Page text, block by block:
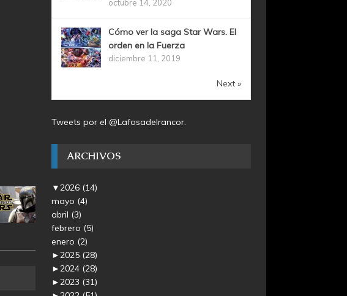
octubre 14, 2020
Cómo ver la saga Star Wars. El
orden en la Fuerza
diciembre 11, 2019
Next »
Tweets por el @Lafosadelrancor.
ARCHIVOS
▼2026 (14)
mayo (4)
abril (3)
febrero (5)
enero (2)
►2025 (28)
►2024 (28)
►2023 (31)